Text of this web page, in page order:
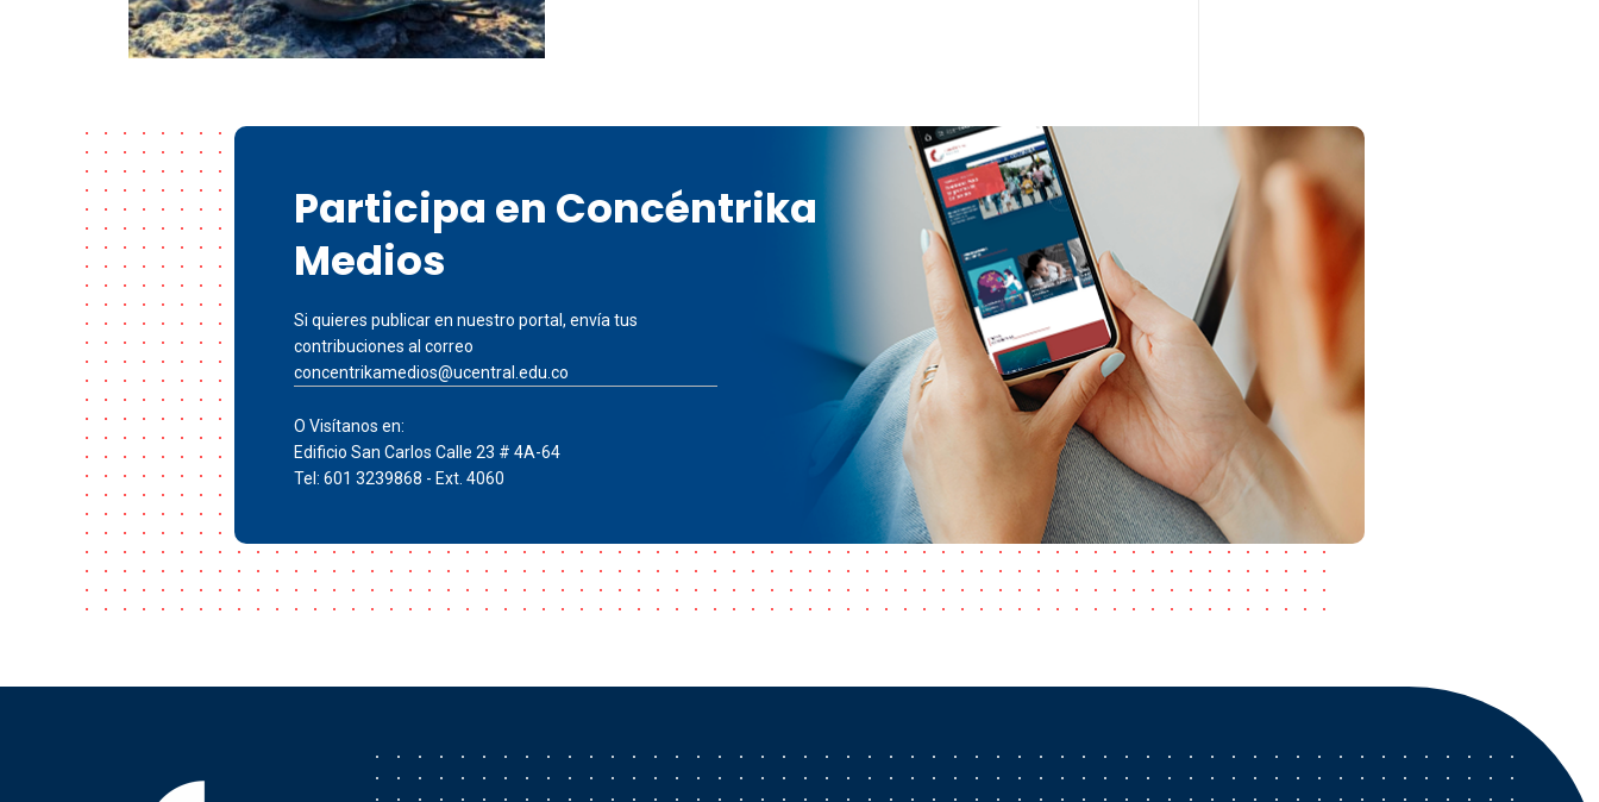
Participa en Concéntrika
Medios
Si quieres publicar en nuestro portal, envía tus
contribuciones al correo
concentrikamedios@ucentral.edu.co
O Visítanos en:
Edificio San Carlos Calle 23 # 4A-64
Tel: 601 3239868 - Ext. 4060